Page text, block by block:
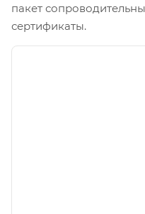
пакет
сертификаты.